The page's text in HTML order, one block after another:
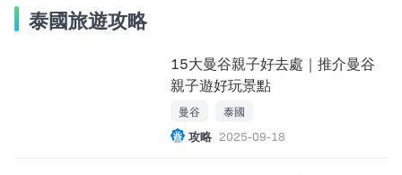
泰國旅遊攻略
15大曼谷親子好去處｜推介曼谷
親子遊好玩景點
曼谷 泰國
攻略 2025-09-18